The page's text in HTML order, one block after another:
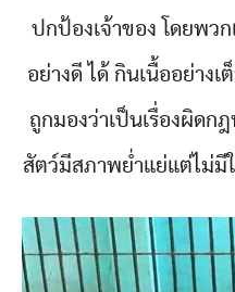
ปกป้องเจ้าของ โดยพวก
อย่างดี ได้ กินเนื้ออย่าง
ถูกมองว่าเป็นเรื่องผิดก
สัตว์มีสภาพย่ำแย่แต่ไม่มี